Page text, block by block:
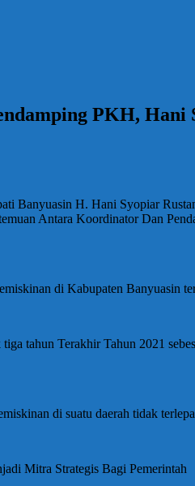
PKH,
Banyuasin H. Hani Syopiar
Antara Koordinator Dan
di Kabupaten Banyuasin
tahun Terakhir Tahun 2021
di suatu daerah tidak
Mitra Strategis Bagi Pemerintah